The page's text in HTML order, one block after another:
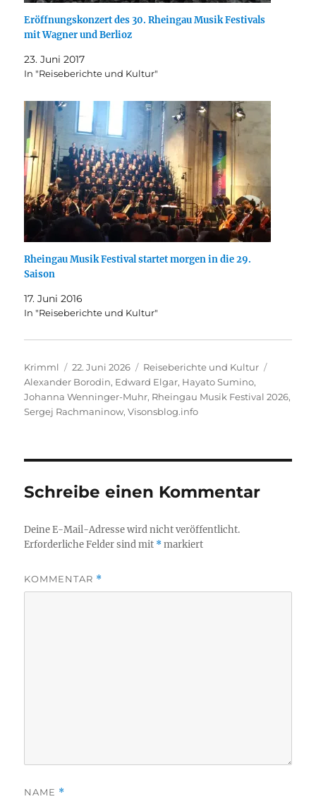
Eröffnungskonzert des 30. Rheingau Musik Festivals
mit Wagner und Berlioz
23. Juni 2017
In "Reiseberichte und Kultur"
Rheingau Musik Festival startet morgen in die 29.
Saison
17. Juni 2016
In "Reiseberichte und Kultur"
Autor
Krimml
Veröffentlicht
am
22. Juni 2026 Kategorien
Reiseberichte und Kultur
Alexander Borodin, Edward Elgar, Hayato Sumino,
Johanna Wenninger-Muhr, Rheingau Musik Festival 2026,
Sergej Rachmaninow,Visonsblog.info
Schreibe einen Kommentar
Deine E-Mail-Adresse wird nicht veröffentlicht.
Erforderliche Felder sind mit *markiert
KOMMENTAR *
NAME *